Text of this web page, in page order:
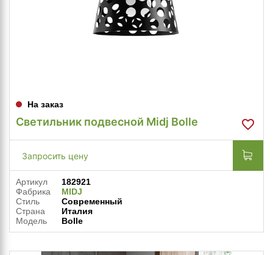
На заказ
Светильник подвесной Midj Bolle
Запросить цену
Артикул
182921
Фабрика
MIDJ
Стиль
Современный
Страна
Италия
Модель
Bolle